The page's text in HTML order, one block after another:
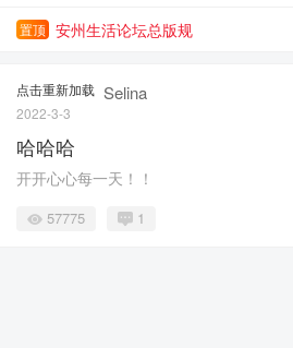
置顶 安州生活论坛总版规
点击重新加载 Selina
2022-3-3
哈哈哈
开开心心每一天！！
57775 1